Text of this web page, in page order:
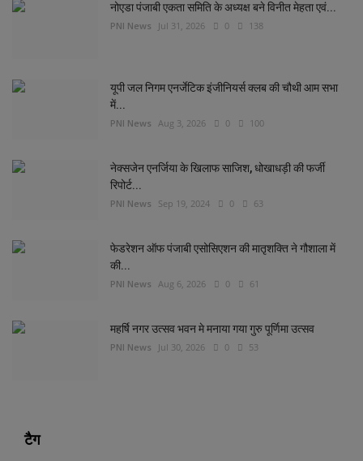
नोएडा पंजाबी एकता समिति के अध्यक्ष बने विनीत मेहता एवं...
PNI News Jul 31, 2026 0 138
यूपी जल निगम एनर्जेटिक इंजीनियर्स क्लब की चौथी आम सभा
में...
PNI News Aug 3, 2026 0 100
नेक्सजेन एनर्जिया के खिलाफ साजिश, धोखाधड़ी की फर्जी
रिपोर्ट...
PNI News Sep 19, 2024 0 63
फेडरेशन ऑफ पंजाबी एसोसिएशन की मातृशक्ति ने गौशाला में
की...
PNI News Aug 6, 2026 0 61
महर्षि नगर उत्सव भवन मे मनाया गया गुरु पूर्णिमा उत्सव
PNI News Jul 30, 2026 0 53
टैग